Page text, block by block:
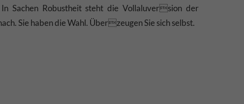
In Sachen Robustheit steht die Vollaluversion der
Sie haben die Wahl. Überzeugen Sie sich selbst.